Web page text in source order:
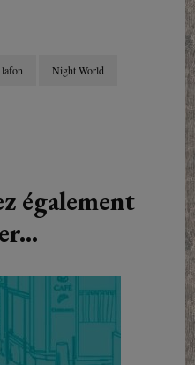
Night World
également